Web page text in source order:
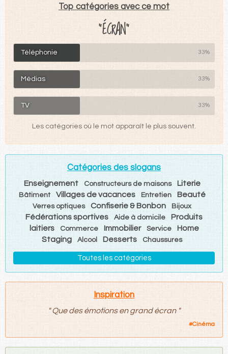
Top catégories avec ce mot
"ÉCRAN"
Téléphonie 33%
Médias 33%
TV 33%
Les catégories où le mot apparaît le plus souvent.
Catégories des slogans
Enseignement Constructeurs de maisons Literie
Bâtiment Villages de vacances Entretien Beauté
Verres optiques Confiserie & Bonbon Bijoux
Fédérations sportives Aide à domicile
Produits
laitiers
Commerce Immobilier Service
Home
Staging
Alcool Desserts Chaussures
Toutes les catégories
Inspiration
" Que des émotions en grand écran "
#Cinéma